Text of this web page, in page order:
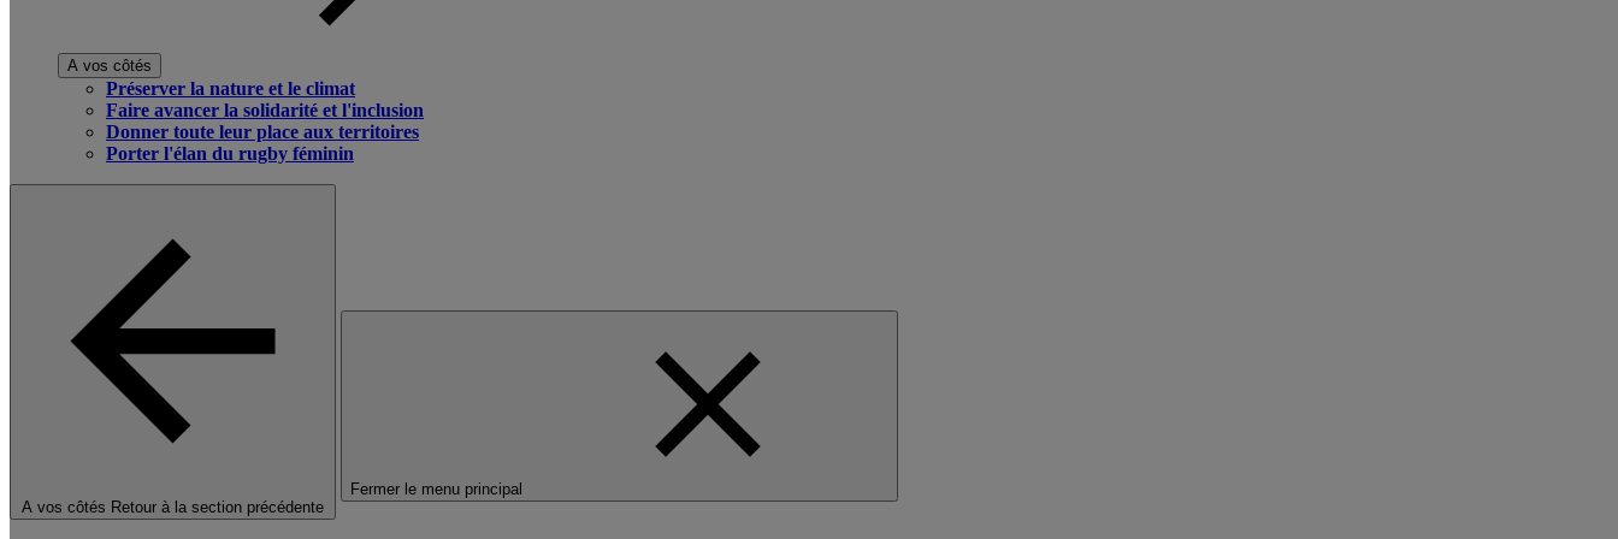
A vos côtés
Préserver la nature et le climat
Faire avancer la solidarité et l'inclusion
Donner toute leur place aux territoires
Porter l'élan du rugby féminin
A vos côtés Retour à la section précédente
Fermer le menu principal